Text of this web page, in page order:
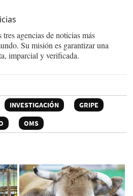
agencias de noticias más
Su misión es garantizar una
imparcial y verificada.
INVESTIGACIÓN
GRIPE
OMS